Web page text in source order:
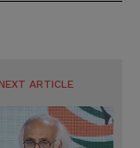
NEXT ARTICLE